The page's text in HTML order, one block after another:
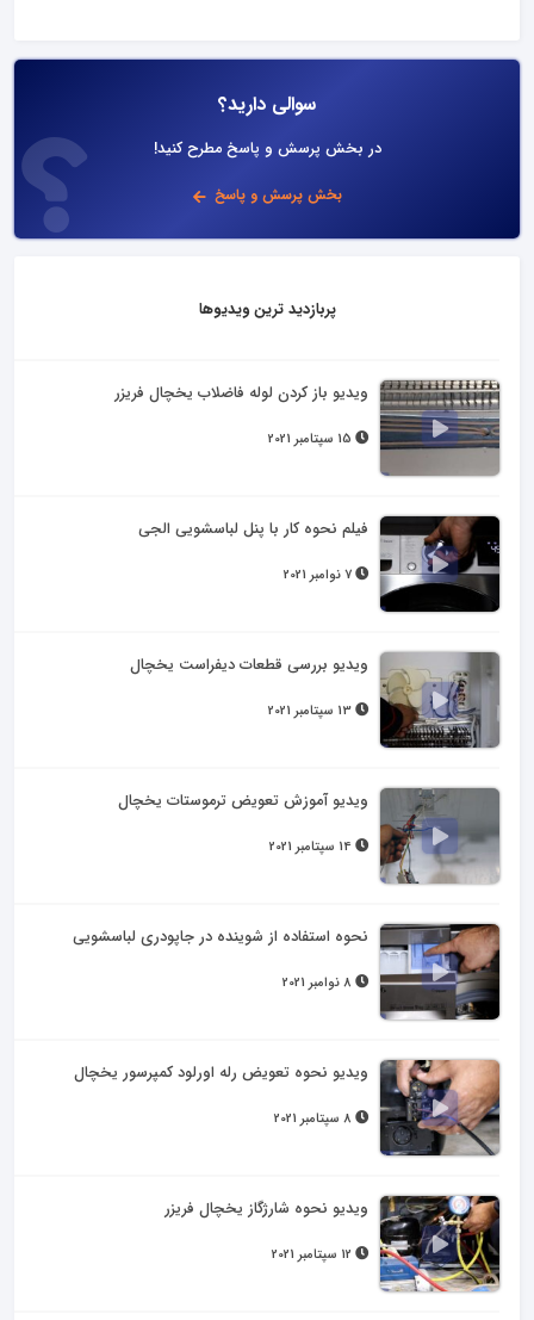
سوالی دارید؟
در بخش پرسش و پاسخ مطرح کنید!
بخش پرسش و پاسخ
پربازدید ترین ویدیوها
ویدیو باز کردن لوله فاضلاب یخچال فریزر
فیلم نحوه کار با پنل لباسشویی الجی
ویدیو بررسی قطعات دیفراست یخچال
ویدیو آموزش تعویض ترموستات یخچال
نحوه استفاده از شوینده در جاپودری لباسشویی
ویدیو نحوه تعویض رله اورلود کمپرسور یخچال
ویدیو نحوه شارژگاز یخچال فریزر